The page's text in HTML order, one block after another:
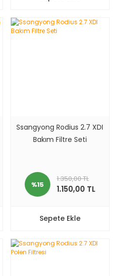
Ssangyong Rodius 2.7 XDI
Bakım Filtre Seti
%15
1.350,00 TL
1.150,00 TL
Sepete Ekle